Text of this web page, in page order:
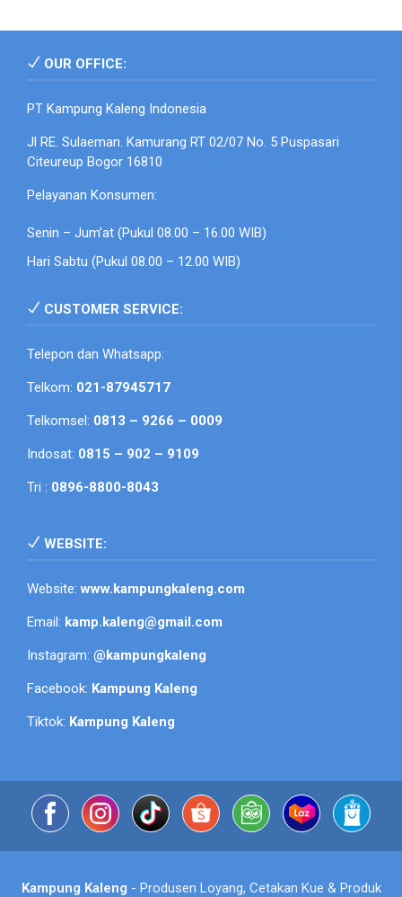
OUR OFFICE:
PT Kampung Kaleng Indonesia
Jl RE. Sulaeman. Kamurang RT 02/07 No. 5 Puspasari
Citeureup Bogor 16810
Pelayanan Konsumen:
Senin – Jum’at (Pukul 08.00 – 16.00 WIB)
Hari Sabtu (Pukul 08.00 – 12.00 WIB)
CUSTOMER SERVICE:
Telepon dan Whatsapp:
Telkom: 021-87945717
Telkomsel: 0813 – 9266 – 0009
Indosat: 0815 – 902 – 9109
Tri : 0896-8800-8043
WEBSITE:
Website:www.kampungkaleng.com
Email: kamp.kaleng@gmail.com
Instagram: @kampungkaleng
Facebook: Kampung Kaleng
Tiktok: Kampung Kaleng
Kampung Kaleng - Produsen Loyang, Cetakan Kue & Produk